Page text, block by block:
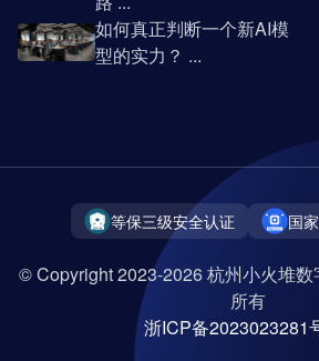
如何真正判断一个新AI模
型的实力？ ...
等保三级安全认证 国
© Copyright 2023-2026 杭州小火堆
所有
浙ICP备2023023281